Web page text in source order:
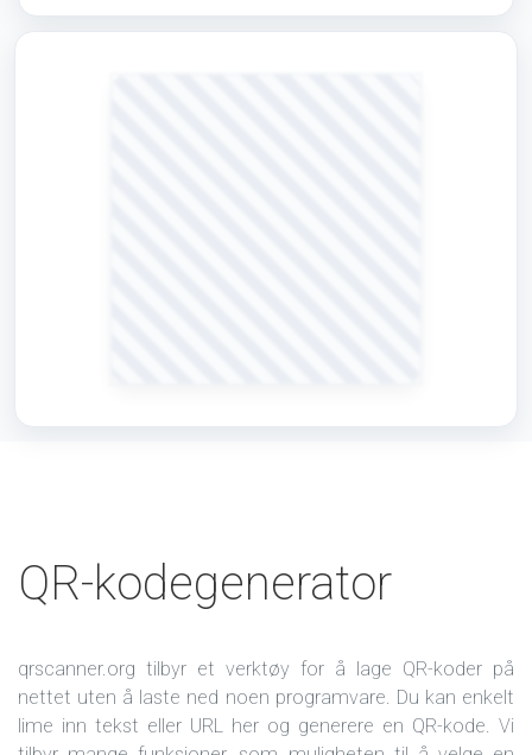
QR-kodegenerator
qrscanner.org tilbyr et verktøy for å lage QR-koder på
nettet uten å laste ned noen programvare. Du kan enkelt
lime inn tekst eller URL her og generere en QR-kode. Vi